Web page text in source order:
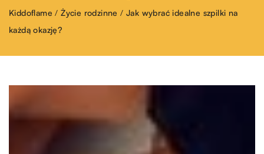
Kiddoflame /Życie rodzinne /Jak wybrać idealne szpilki na
każdą okazję?